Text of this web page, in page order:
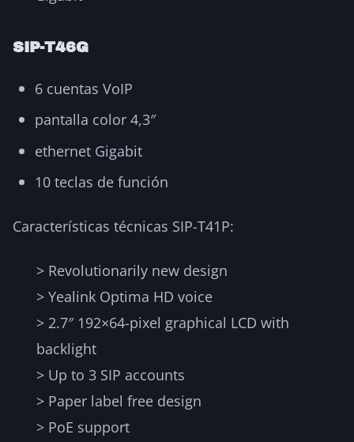
SIP-T46G
6 cuentas VoIP
pantalla color 4,3″
ethernet Gigabit
10 teclas de función
Características técnicas SIP-T41P:
> Revolutionarily new design
> Yealink Optima HD voice
> 2.7″ 192×64-pixel graphical LCD with
backlight
> Up to 3 SIP accounts
> Paper label free design
> PoE support